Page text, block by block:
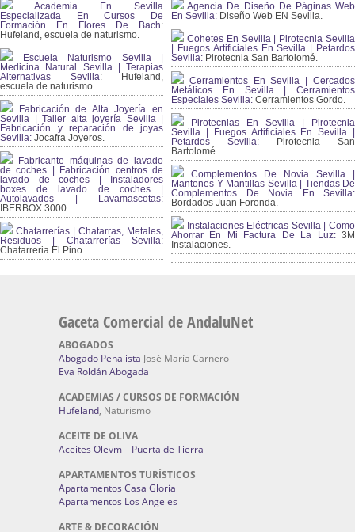
Academia En Sevilla
Especializada En Cursos De
Formación En Flores De Bach:
Hufeland, escuela de naturismo.
Escuela Naturismo Sevilla |
Medicina Natural Sevilla | Terapias
Alternativas Sevilla: Hufeland,
escuela de naturismo.
Fabricación de Alta Joyería en
Sevilla | Taller alta joyería Sevilla |
Fabricación y reparación de joyas
Sevilla: Jocafra Joyeros.
Fabricante máquinas de lavado
de coches | Fabricación centros de
lavado de coches | Instaladores
boxes de lavado de coches |
Autolavados | Lavamascotas:
IBERBOX 3000.
Chatarrerías | Chatarras, Metales,
Residuos | Chatarrerías Sevilla:
Chatarreria El Pino
Agencia De Diseño De Páginas Web
En Sevilla: Diseño Web EN Sevilla.
Cohetes En Sevilla | Pirotecnia Sevilla
| Fuegos Artificiales En Sevilla | Petardos
Sevilla: Pirotecnia San Bartolomé.
Cerramientos En Sevilla | Cercados
Metálicos En Sevilla | Cerramientos
Especiales Sevilla: Cerramientos Gordo.
Pirotecnias En Sevilla | Pirotecnia
Sevilla | Fuegos Artificiales En Sevilla |
Petardos Sevilla: Pirotecnia San
Bartolomé.
Complementos De Novia Sevilla |
Mantones Y Mantillas Sevilla | Tiendas De
Complementos De Novia En Sevilla:
Bordados Juan Foronda.
Instalaciones Eléctricas Sevilla | Como
Ahorrar En Mi Factura De La Luz:3M
Instalaciones.
Gaceta Comercial de AndaluNet
ABOGADOS
Abogado Penalista José María Carnero
Eva Roldán Abogada
ACADEMIAS / CURSOS DE FORMACIÓN
Hufeland, Naturismo
ACEITE DE OLIVA
Aceites Olevm – Puerta de Tierra
APARTAMENTOS TURÍSTICOS
Apartamentos Casa Gloria
Apartamentos Los Angeles
ARTE & DECORACIÓN